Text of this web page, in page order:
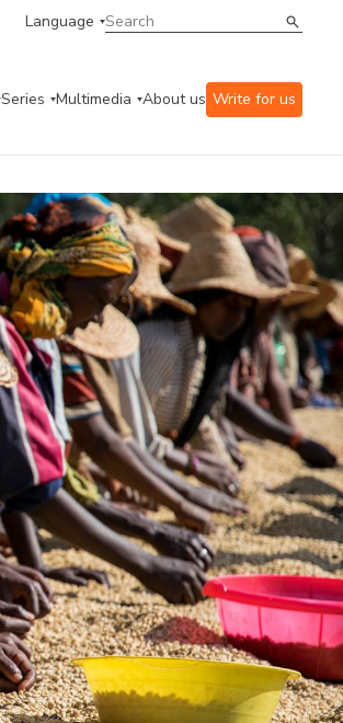
Language
Series Multimedia About us Write for us